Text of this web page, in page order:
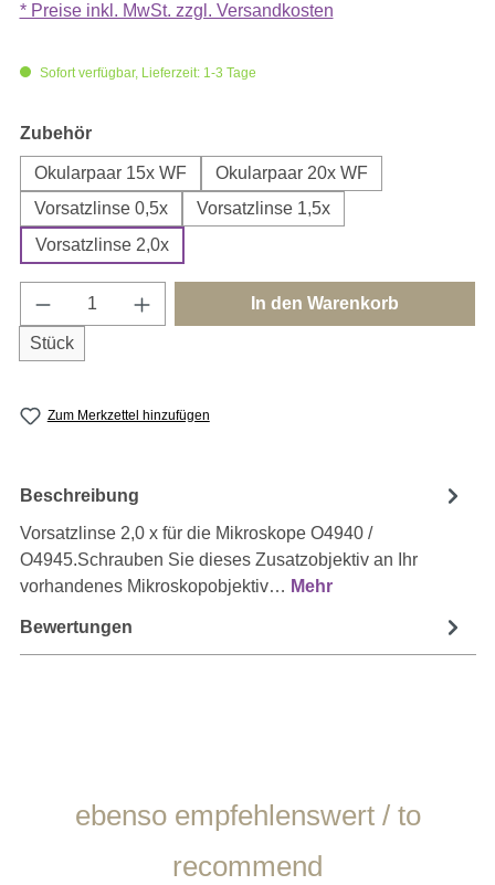
* Preise inkl. MwSt. zzgl. Versandkosten
Sofort verfügbar, Lieferzeit: 1-3 Tage
Zubehörauswählen
Okularpaar 15x WF
Okularpaar 20x WF
Vorsatzlinse 0,5x
Vorsatzlinse 1,5x
Vorsatzlinse 2,0x
Produkt Anzahl: Gib den gewünschten
Stück
In den Warenkorb
Zum Merkzettel hinzufügen
Beschreibung
Vorsatzlinse 2,0 x für die Mikroskope O4940 /
O4945.Schrauben Sie dieses Zusatzobjektiv an Ihr
vorhandenes Mikroskopobjektiv… Mehr
Bewertungen
Produktgalerie überspringen
ebenso empfehlenswert / to
recommend